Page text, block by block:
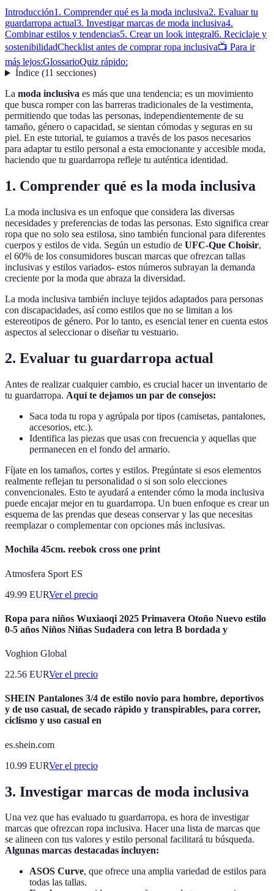
Introducción1. Comprender qué es la moda inclusiva2. Evaluar tu
guardarropa actual3. Investigar marcas de moda inclusiva4.
Combinar estilos y tendencias5. Crear un look integral6. Reciclaje y
sostenibilidadChecklist antes de comprar ropa inclusiva📺 Para ir
más lejos:GlossarioQuiz rápido:
Índice(11 secciones)
La moda inclusiva es más que una tendencia; es un movimiento
que busca romper con las barreras tradicionales de la vestimenta,
permitiendo que todas las personas, independientemente de su
tamaño, género o capacidad, se sientan cómodas y seguras en su
piel. En este tutorial, te guiamos a través de los pasos necesarios
para adaptar tu estilo personal a esta emocionante y accesible moda,
haciendo que tu guardarropa refleje tu auténtica identidad.
1. Comprender qué es la moda inclusiva
La moda inclusiva es un enfoque que considera las diversas
necesidades y preferencias de todas las personas. Esto significa crear
ropa que no solo sea estilosa, sino también funcional para diferentes
cuerpos y estilos de vida. Según un estudio de UFC-Que Choisir,
el 60% de los consumidores buscan marcas que ofrezcan tallas
inclusivas y estilos variados- estos números subrayan la demanda
creciente por la moda que abraza la diversidad.
La moda inclusiva también incluye tejidos adaptados para personas
con discapacidades, así como estilos que no se limitan a los
estereotipos de género. Por lo tanto, es esencial tener en cuenta estos
aspectos al seleccionar o diseñar tu vestuario.
2. Evaluar tu guardarropa actual
Antes de realizar cualquier cambio, es crucial hacer un inventario de
tu guardarropa. Aquí te dejamos un par de consejos:
Saca toda tu ropa y agrúpala por tipos (camisetas, pantalones,
accesorios, etc.).
Identifica las piezas que usas con frecuencia y aquellas que
permanecen en el fondo del armario.
Fíjate en los tamaños, cortes y estilos. Pregúntate si esos elementos
realmente reflejan tu personalidad o si son solo elecciones
convencionales. Esto te ayudará a entender cómo la moda inclusiva
puede encajar mejor en tu guardarropa. Un buen enfoque es crear un
esquema de las prendas que deseas conservar y las que necesitas
reemplazar o complementar con opciones más inclusivas.
Mochila 45cm. reebok cross one print
Atmosfera Sport ES
49.99 EURVer el precio
Ropa para niños Wuxiaoqi 2025 Primavera Otoño Nuevo estilo
0-5 años Niños Niñas Sudadera con letra B bordada y
Voghion Global
22.56 EURVer el precio
SHEIN Pantalones 3/4 de estilo novio para hombre, deportivos
y de uso casual, de secado rápido y transpirables, para correr,
ciclismo y uso casual en
es.shein.com
10.99 EURVer el precio
3. Investigar marcas de moda inclusiva
Una vez que has evaluado tu guardarropa, es hora de investigar
marcas que ofrezcan ropa inclusiva. Hacer una lista de marcas que
se alineen con tus valores y estilo personal facilitará tu búsqueda.
Algunas marcas destacadas incluyen:
ASOS Curve, que ofrece una amplia variedad de estilos para
todas las tallas.